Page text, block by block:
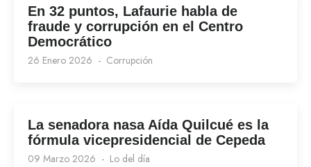
En 32 puntos, Lafaurie habla de
fraude y corrupción en el Centro
Democrático
26 Enero 2026 Corrupción
La senadora nasa Aída Quilcué es la
fórmula vicepresidencial de Cepeda
09 Marzo 2026 Lo del día